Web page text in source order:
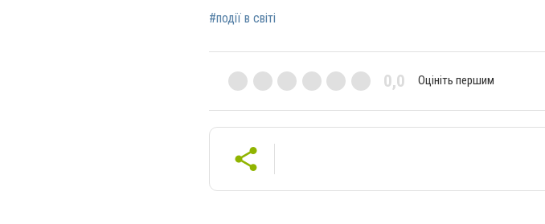
#події в світі
0,0 Оцініть першим